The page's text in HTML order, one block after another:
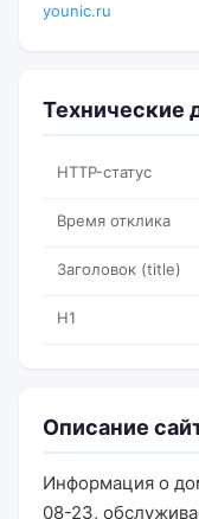
younic.ru
Технические
HTTP-статус
Время отклика
Заголовок (title)
H1
Описание
Информация о
08-23,